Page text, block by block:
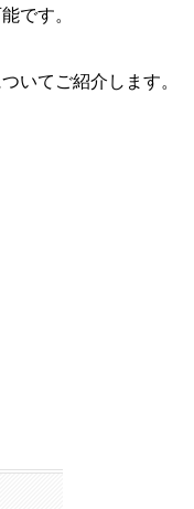
です。
いてご紹介します。